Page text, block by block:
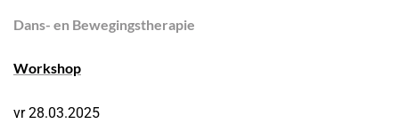
Dans- en Bewegingstherapie
Workshop
vr 28.03.2025